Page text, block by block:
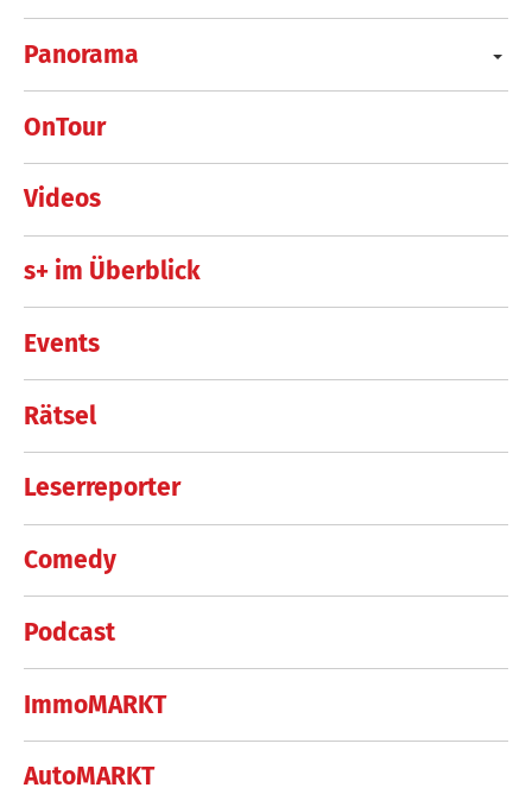
Panorama
OnTour
Videos
s+ im Überblick
Events
Rätsel
Leserreporter
Comedy
Podcast
ImmoMARKT
AutoMARKT